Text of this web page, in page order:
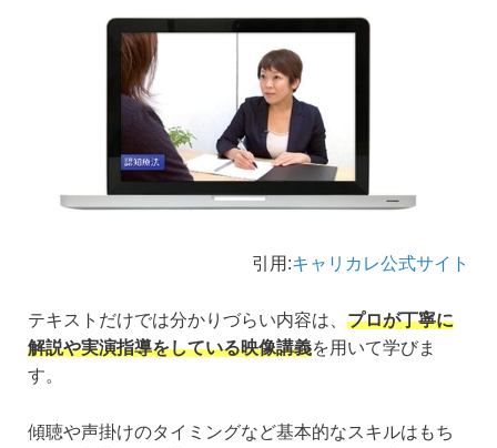
引用:キャリカレ公式サイト
テキストだけでは分かりづらい内容は、 プロが丁寧に
解説や実演指導をしている映像講義を用いて学びま
す。
傾聴や声掛けのタイミングなど基本的なスキルはもち